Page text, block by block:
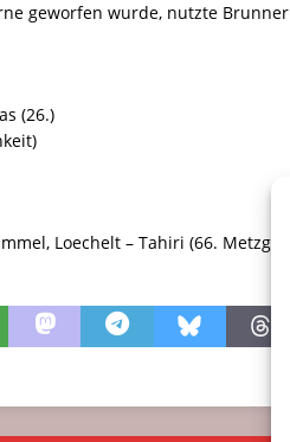
geworfen wurde, nutzte Brunner
(26.)
Loechelt – Tahiri (66. Metzger),